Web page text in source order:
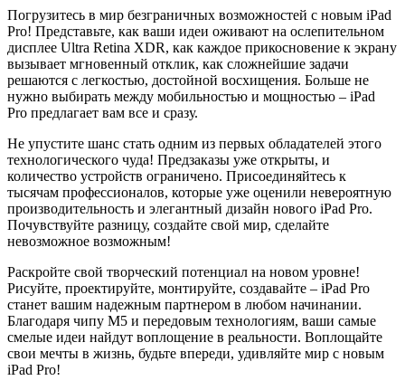
Погрузитесь в мир безграничных возможностей с новым iPad
Pro! Представьте, как ваши идеи оживают на ослепительном
дисплее Ultra Retina XDR, как каждое прикосновение к экрану
вызывает мгновенный отклик, как сложнейшие задачи
решаются с легкостью, достойной восхищения. Больше не
нужно выбирать между мобильностью и мощностью – iPad
Pro предлагает вам все и сразу.
Не упустите шанс стать одним из первых обладателей этого
технологического чуда! Предзаказы уже открыты, и
количество устройств ограничено. Присоединяйтесь к
тысячам профессионалов, которые уже оценили невероятную
производительность и элегантный дизайн нового iPad Pro.
Почувствуйте разницу, создайте свой мир, сделайте
невозможное возможным!
Раскройте свой творческий потенциал на новом уровне!
Рисуйте, проектируйте, монтируйте, создавайте – iPad Pro
станет вашим надежным партнером в любом начинании.
Благодаря чипу M5 и передовым технологиям, ваши самые
смелые идеи найдут воплощение в реальности. Воплощайте
свои мечты в жизнь, будьте впереди, удивляйте мир с новым
iPad Pro!